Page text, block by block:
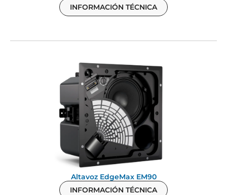
INFORMACIÓN TÉCNICA
Altavoz EdgeMax EM90
INFORMACIÓN TÉCNICA